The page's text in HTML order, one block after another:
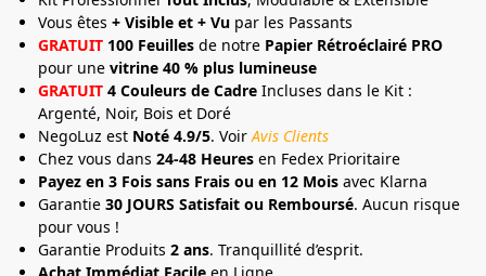
Vous êtes + Visible et + Vu par les Passants
GRATUIT 100 Feuilles de notre Papier Rétroéclairé PRO
pour une vitrine 40 % plus lumineuse
GRATUIT 4 Couleurs de Cadre Incluses dans le Kit :
Argenté, Noir, Bois et Doré
NegoLuz est Noté 4.9/5. VoirAvis Clients
Chez vous dans 24-48 Heures en Fedex Prioritaire
Payez en 3 Fois sans Frais ou en 12 Mois avec Klarna
Garantie 30 JOURS Satisfait ou Remboursé. Aucun risque
pour vous !
Garantie Produits 2 ans. Tranquillité d’esprit.